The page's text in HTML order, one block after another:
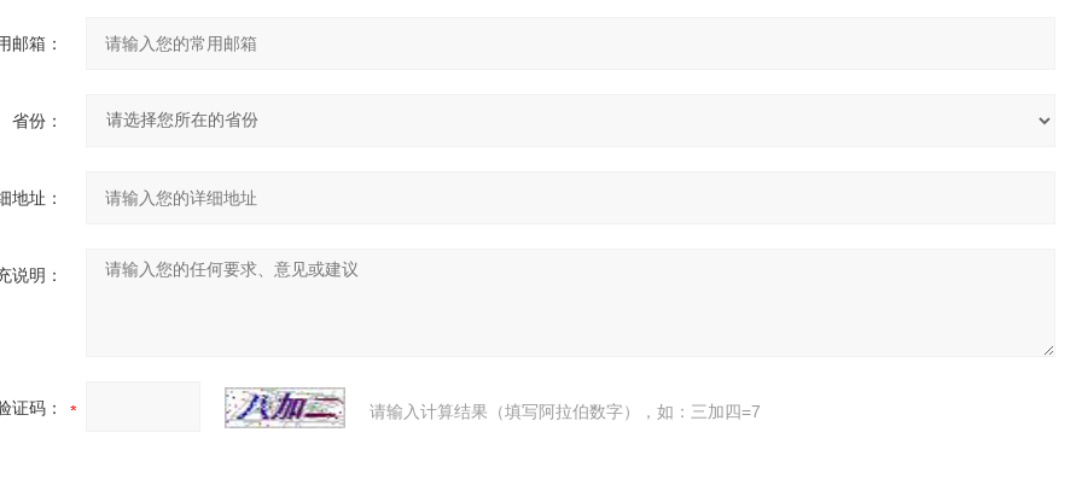
邮箱：
省份：
地址：
说明：
证码： 请输入计算结果（填写阿拉伯数字），如：三加四=7